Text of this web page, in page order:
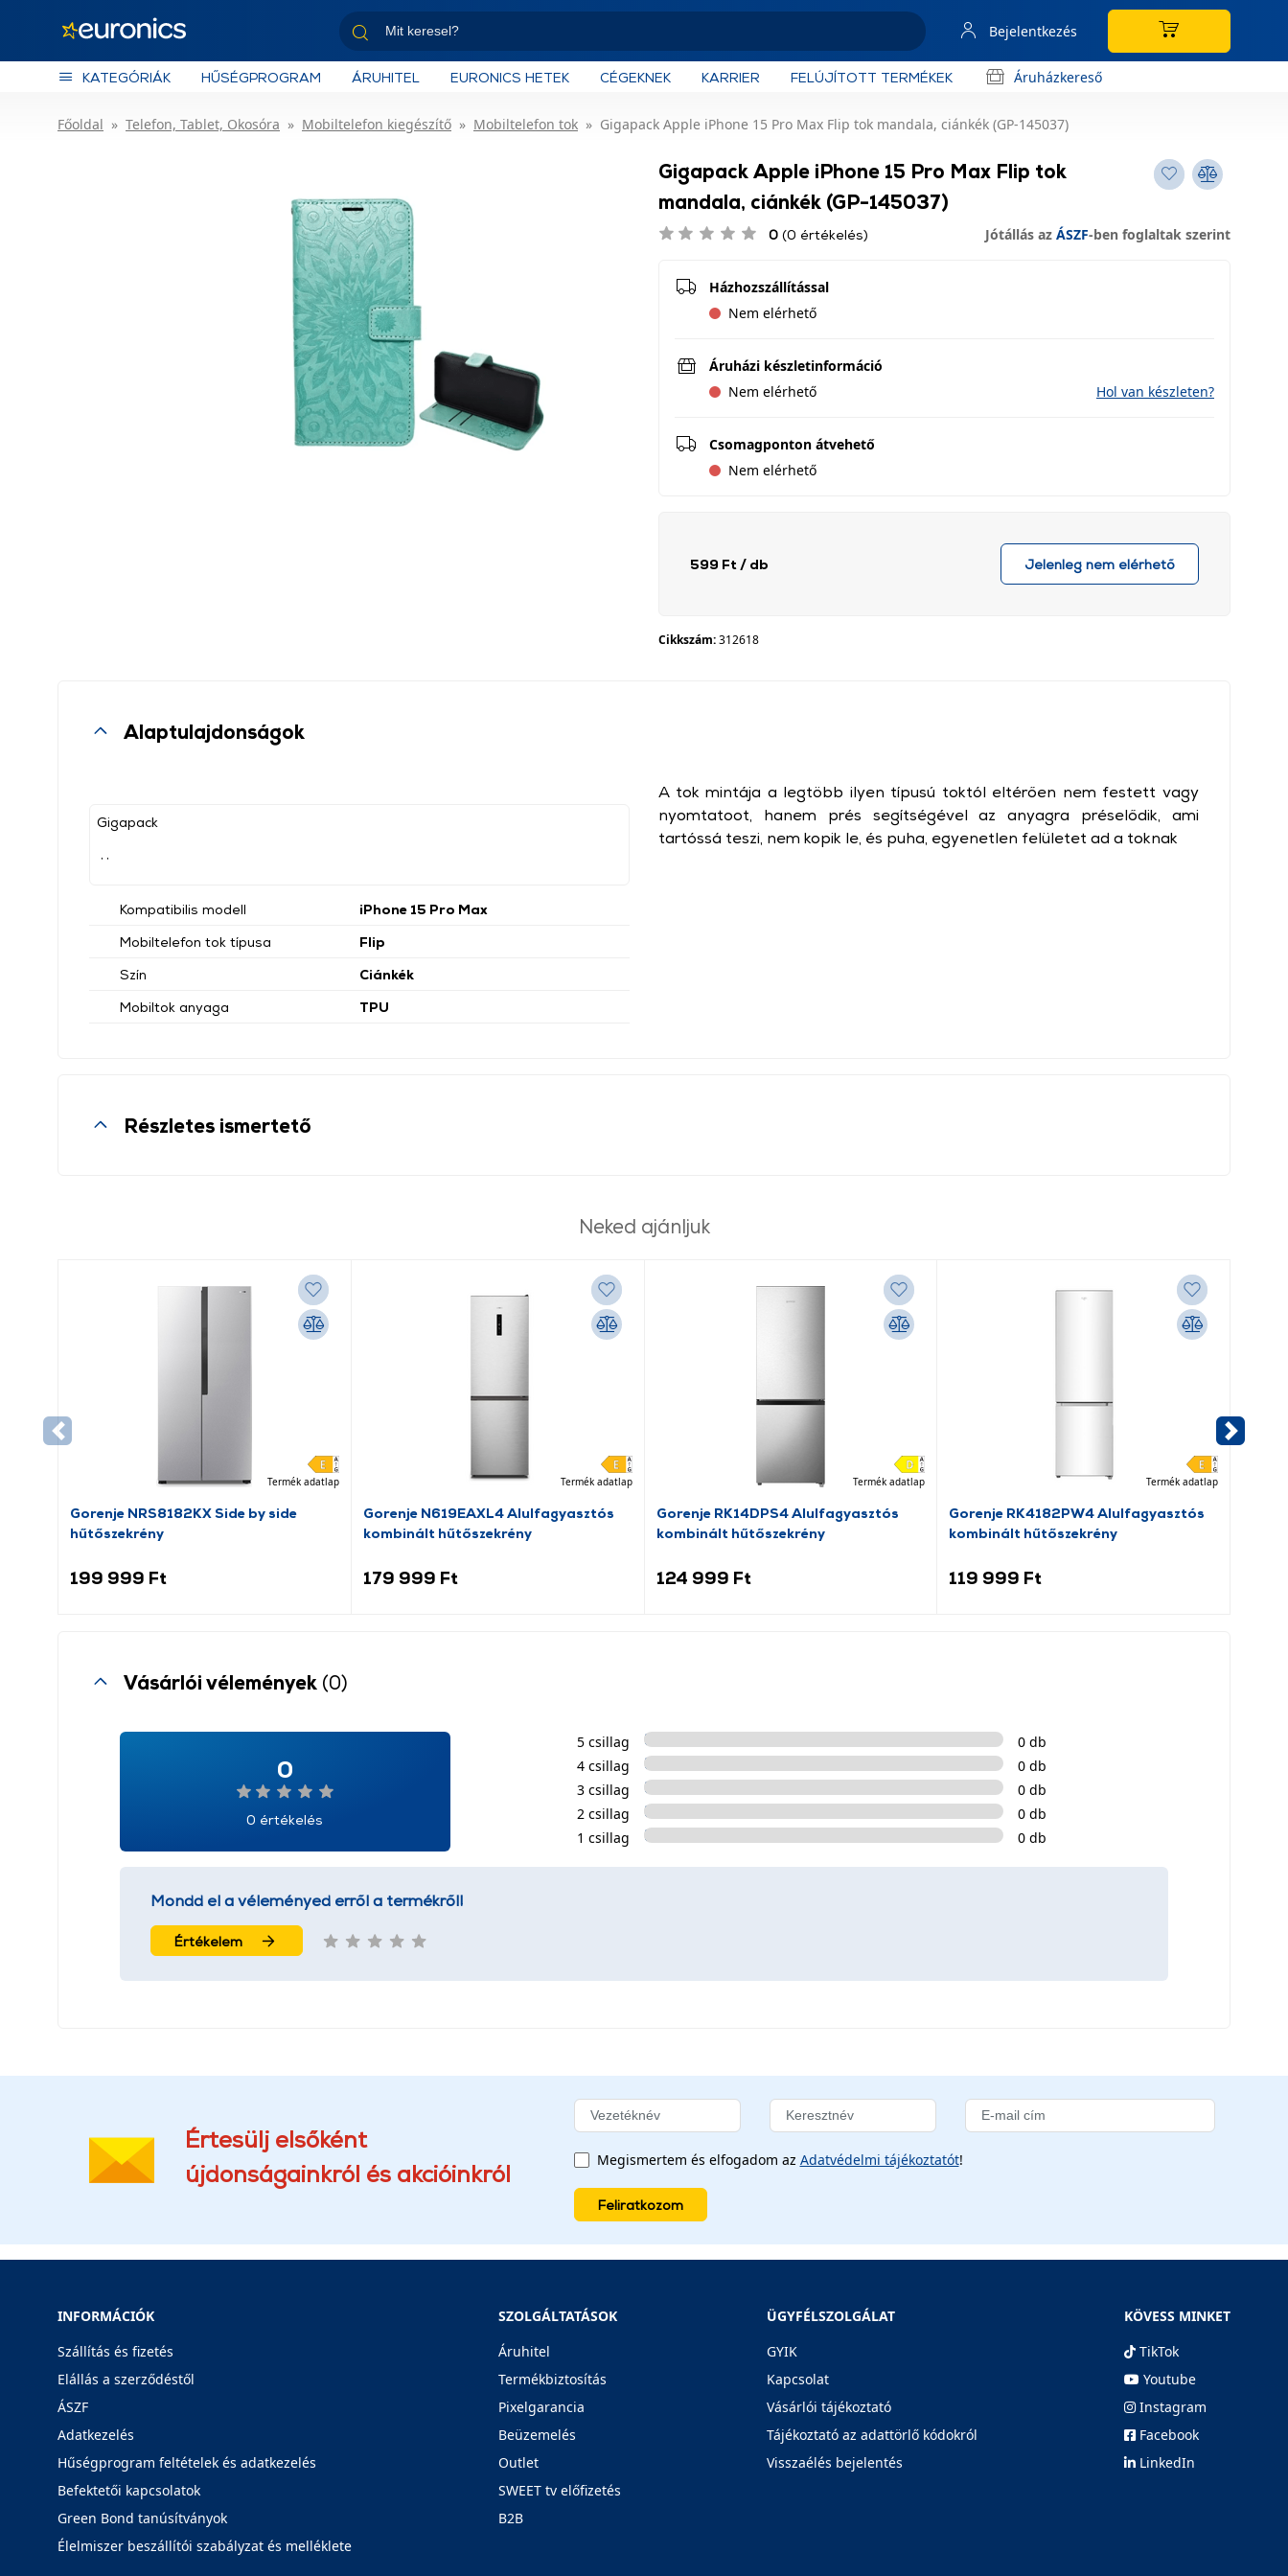
Bejelentkezés
KATEGÓRIÁK HŰSÉGPROGRAM ÁRUHITEL EURONICS HETEK CÉGEKNEK KARRIER FELÚJÍTOTT TERMÉKEK Áruházkereső
Főoldal Telefon, Tablet, Okosóra Mobiltelefon kiegészítő Mobiltelefon tok Gigapack Apple iPhone 15 Pro Max Flip tok mandala, ciánkék (GP-145037)
Gigapack Apple iPhone 15 Pro Max Flip tok
mandala, ciánkék (GP-145037)
0 (0 értékelés) Jótállás az ÁSZF-ben foglaltak szerint
Házhozszállítással
Nem elérhető
Áruházi készletinformáció
Nem elérhető
Hol van készleten?
Csomagponton átvehető
Nem elérhető
599 Ft / db Jelenleg nem elérhető
Cikkszám:312618
Alaptulajdonságok
Gigapack
Kompatibilis modell
iPhone 15 Pro Max
Mobiltelefon tok típusa
Flip
Szín
Ciánkék
Mobiltok anyaga
TPU
A tok mintája a legtöbb ilyen típusú toktól eltérően nem festett vagy
nyomtatoot, hanem prés segítségével az anyagra préselődik, ami
tartóssá teszi, nem kopik le, és puha, egyenetlen felületet ad a toknak
Részletes ismertető
Neked ajánljuk
Termék adatlap
Gorenje NRS8182KX Side by side
hűtőszekrény
199 999 Ft
Termék adatlap
Gorenje N619EAXL4 Alulfagyasztós
kombinált hűtőszekrény
179 999 Ft
Termék adatlap
Gorenje RK14DPS4 Alulfagyasztós
kombinált hűtőszekrény
124 999 Ft
Termék adatlap
Gorenje RK4182PW4 Alulfagyasztós
kombinált hűtőszekrény
119 999 Ft
Vásárlói vélemények (0)
0
0 értékelés
5 csillag
0 db
4 csillag
0 db
3 csillag
0 db
2 csillag
0 db
1 csillag
0 db
Mondd el a véleményed erről a termékről!
Értékelem
Értesülj elsőként
újdonságainkról és akcióinkról
Megismertem és elfogadom az Adatvédelmi tájékoztatót!
Feliratkozom
INFORMÁCIÓK
Szállítás és fizetés
Elállás a szerződéstől
ÁSZF
Adatkezelés
Hűségprogram feltételek és adatkezelés
Befektetői kapcsolatok
Green Bond tanúsítványok
Élelmiszer beszállítói szabályzat és melléklete
SZOLGÁLTATÁSOK
Áruhitel
Termékbiztosítás
Pixelgarancia
Beüzemelés
Outlet
SWEET tv előfizetés
B2B
ÜGYFÉLSZOLGÁLAT
GYIK
Kapcsolat
Vásárlói tájékoztató
Tájékoztató az adattörlő kódokról
Visszaélés bejelentés
KÖVESS MINKET
TikTok
Youtube
Instagram
Facebook
LinkedIn